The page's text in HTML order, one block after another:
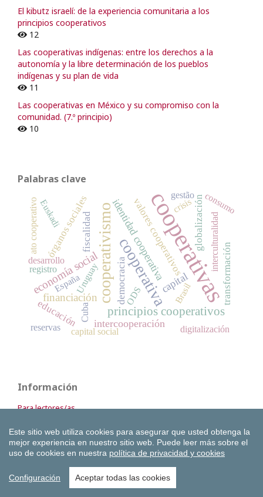
El kibutz israelí: de la experiencia comunitaria a los
principios cooperativos
12
Las cooperativas indígenas: entre los derechos a la
autonomía y la libre determinación de los pueblos
indígenas y su plan de vida
11
Las cooperativas en México y su compromiso con la
comunidad. (7.º principio)
10
Palabras clave
cooperativas
cooperativismocooperativa
principios cooperativos
economía social
financiación
capital
identidad cooperativa
intercooperación
valores cooperativos
fiscalidad
transformación
educación
órganos sociales
democracia
globalización
desarrollo
capital social
Cuba
Uruguay
interculturalidad
crisis
España
Euskadi
digitalización
ato cooperativo
reservas
registro
consumo
Brasil
gestão
ODS
Información
Para lectores/as
Para bibliotecarios/as
Este sitio web utiliza cookies para asegurar que usted obtenga la
mejor experiencia en nuestro sitio web. Puede leer más sobre el
uso de cookies en nuestra política de privacidad y cookies
Configuración Aceptar todas las cookies